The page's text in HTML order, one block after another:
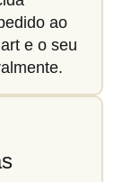
ao
e o seu